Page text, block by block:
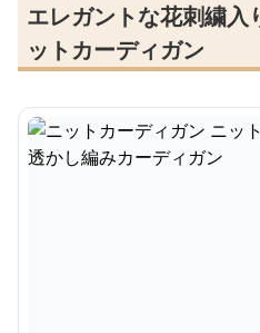
エレガントな花刺繍入
ットカーディガン